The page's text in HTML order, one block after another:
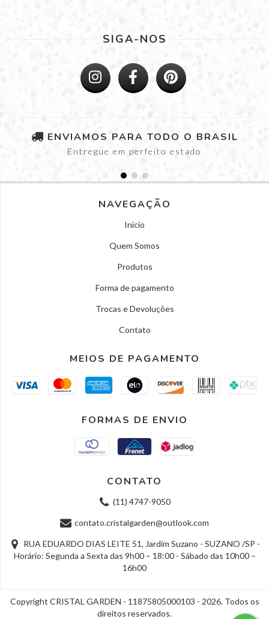
SIGA-NOS
ENVIAMOS PARA TODO O BRASIL
Entregue em perfeito estado
NAVEGAÇÃO
Início
Quem Somos
Produtos
Forma de pagamento
Trocas e Devoluções
Contato
MEIOS DE PAGAMENTO
FORMAS DE ENVIO
CONTATO
(11) 4747-9050
contato.cristalgarden@outlook.com
RUA EDUARDO DIAS LEITE 51, Jardim Suzano - SUZANO /SP -
Horário: Segunda a Sexta das 9h00 – 18:00 - Sábado das 10h00 –
16h00
Copyright CRISTAL GARDEN - 11875805000103 - 2026. Todos os
direitos reservados.